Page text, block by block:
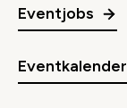
Eventjobs
Eventkalender